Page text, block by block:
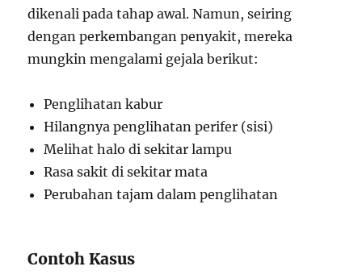
dikenali pada tahap awal. Namun, seiring
dengan perkembangan penyakit, mereka
mungkin mengalami gejala berikut:
Penglihatan kabur
Hilangnya penglihatan perifer (sisi)
Melihat halo di sekitar lampu
Rasa sakit di sekitar mata
Perubahan tajam dalam penglihatan
Contoh Kasus